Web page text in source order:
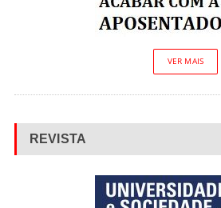
VER MAIS
REVISTA